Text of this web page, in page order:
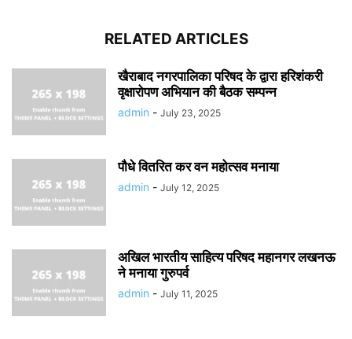
RELATED ARTICLES
खैराबाद नगरपालिका परिषद के द्वारा हरिशंकरी
वृक्षारोपण अभियान की बैठक सम्पन्न
admin - July 23, 2025
पौधे वितरित कर वन महोत्सव मनाया
admin - July 12, 2025
अखिल भारतीय साहित्य परिषद महानगर लखनऊ
ने मनाया गुरुपर्व
admin - July 11, 2025